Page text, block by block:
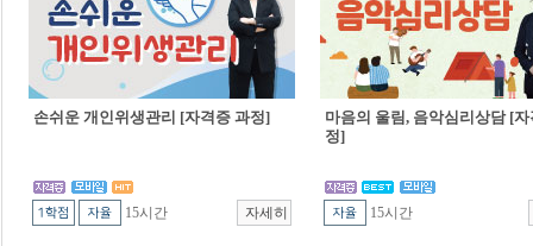
손쉬운 개인위생관리 [자격증 과정]
15시간
마음의 울림, 음악심리상담 [
정]
15시간